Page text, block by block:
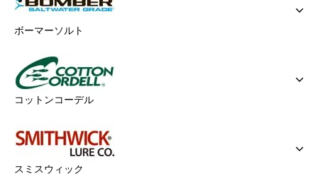
ボーマーソルト
コットンコーデル
スミスウィック